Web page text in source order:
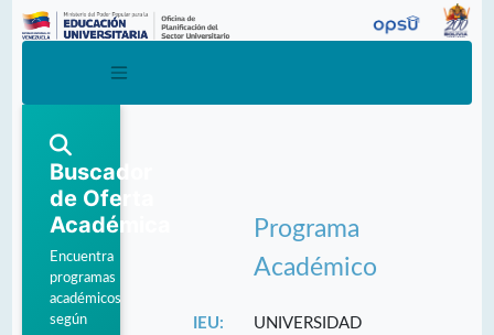
Buscador
de Oferta
Académica
Encuentra
programas
académicos
según
Programa
Académico
IEU:
UNIVERSIDAD